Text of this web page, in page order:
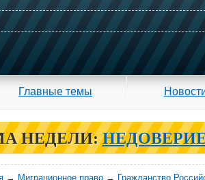
Главные темы
НЕДЕЛИ:
→ Миграционное право → Гражданство